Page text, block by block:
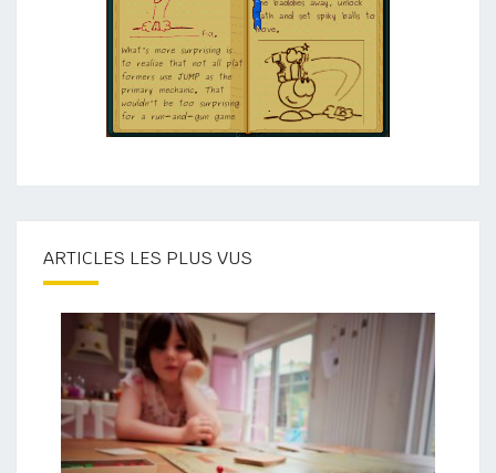
ARTICLES LES PLUS VUS